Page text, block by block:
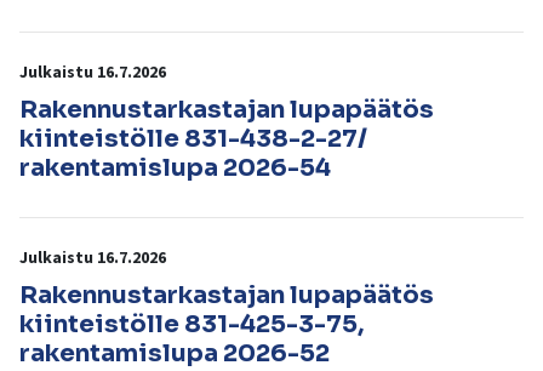
Julkaistu 16.7.2026
Rakennustarkastajan lupapäätös
kiinteistölle 831-438-2-27/
rakentamislupa 2026-54
Julkaistu 16.7.2026
Rakennustarkastajan lupapäätös
kiinteistölle 831-425-3-75,
rakentamislupa 2026-52